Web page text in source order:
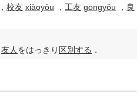
， 校友 xiàoyǒu ， 工友 gōngyǒu ， 良
友人 をはっきり 区別する ．